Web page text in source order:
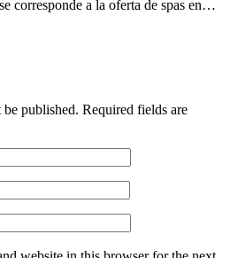
corresponde a la oferta de spas en…
published. Required fields are